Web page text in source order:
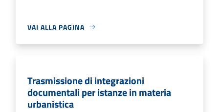
VAI ALLA PAGINA
Trasmissione di integrazioni
documentali per istanze in materia
urbanistica